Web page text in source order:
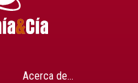
Acerca de…